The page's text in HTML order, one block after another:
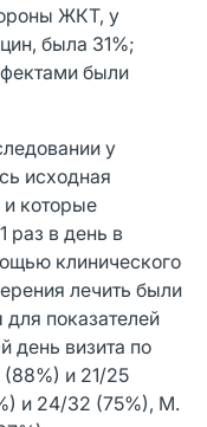
ЖКТ, у
была 31%;
были
у
исходная
и которые
раз в день в
клинического
лечить были
показателей
день визита по
и 21/25
и 24/32 (75%), M.